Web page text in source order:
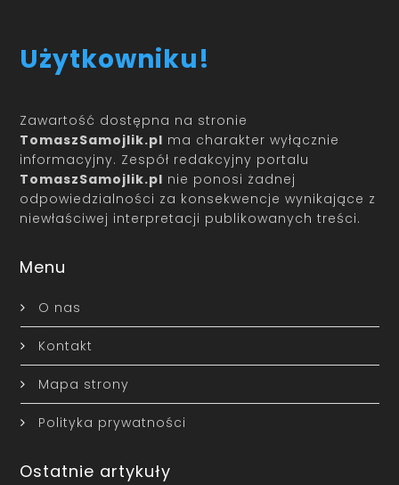
Użytkowniku!
Zawartość dostępna na stronie
TomaszSamojlik.pl ma charakter wyłącznie
informacyjny. Zespół redakcyjny portalu
TomaszSamojlik.pl nie ponosi żadnej
odpowiedzialności za konsekwencje wynikające z
niewłaściwej interpretacji publikowanych treści.
Menu
O nas
Kontakt
Mapa strony
Polityka prywatności
Ostatnie artykuły